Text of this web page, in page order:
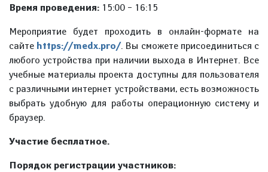
Время проведения: 15:00 – 16:15
Мероприятие будет проходить в онлайн-формате на
сайте https://medx.pro/. Вы сможете присоединиться с
любого устройства при наличии выхода в Интернет. Все
учебные материалы проекта доступны для пользователя
с различными интернет устройствами, есть возможность
выбрать удобную для работы операционную систему и
браузер.
Участие бесплатное.
Порядок регистрации участников: